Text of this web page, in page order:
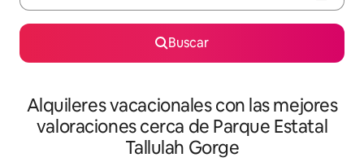
Buscar
Alquileres vacacionales con las mejores
valoraciones cerca de Parque Estatal
Tallulah Gorge